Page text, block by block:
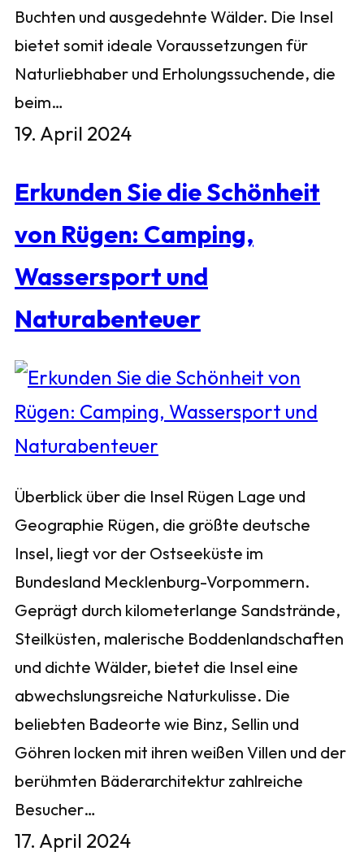
Buchten und ausgedehnte Wälder. Die Insel
bietet somit ideale Voraussetzungen für
Naturliebhaber und Erholungssuchende, die
beim…
19. April 2024
Erkunden Sie die Schönheit
von Rügen: Camping,
Wassersport und
Naturabenteuer
Überblick über die Insel Rügen Lage und
Geographie Rügen, die größte deutsche
Insel, liegt vor der Ostseeküste im
Bundesland Mecklenburg-Vorpommern.
Geprägt durch kilometerlange Sandstrände,
Steilküsten, malerische Boddenlandschaften
und dichte Wälder, bietet die Insel eine
abwechslungsreiche Naturkulisse. Die
beliebten Badeorte wie Binz, Sellin und
Göhren locken mit ihren weißen Villen und der
berühmten Bäderarchitektur zahlreiche
Besucher…
17. April 2024